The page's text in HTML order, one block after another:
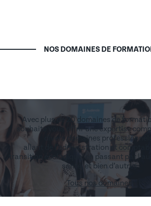
NOS DOMAINES DE
Avec plus de 20 domaines de
souhaite vous offrir une expertise
divers domaines professionnels,
allant de l’administration et
transition écologique, en passant par
santé, et bien d’autres
Tous nos domaines